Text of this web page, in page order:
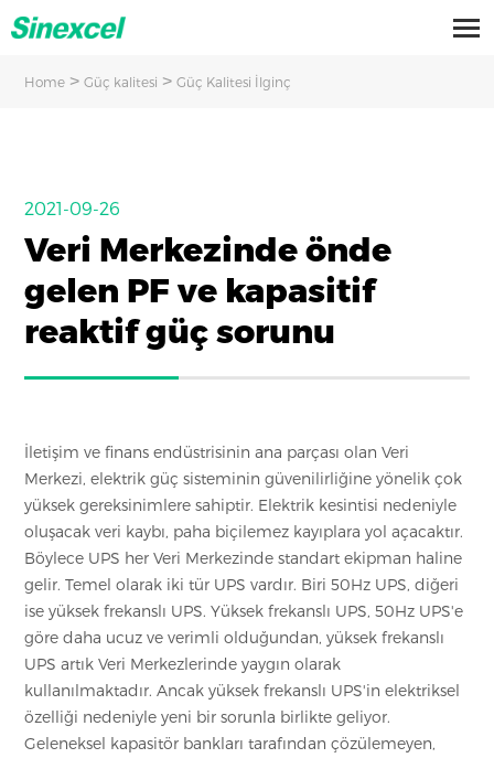
Home >Güç kalitesi >Güç Kalitesi İlginç
2021-09-26
Veri Merkezinde önde
gelen PF ve kapasitif
reaktif güç sorunu
İletişim ve finans endüstrisinin ana parçası olan Veri
Merkezi, elektrik güç sisteminin güvenilirliğine yönelik çok
yüksek gereksinimlere sahiptir. Elektrik kesintisi nedeniyle
oluşacak veri kaybı, paha biçilemez kayıplara yol açacaktır.
Böylece UPS her Veri Merkezinde standart ekipman haline
gelir. Temel olarak iki tür UPS vardır. Biri 50Hz UPS, diğeri
ise yüksek frekanslı UPS. Yüksek frekanslı UPS, 50Hz UPS'e
göre daha ucuz ve verimli olduğundan, yüksek frekanslı
UPS artık Veri Merkezlerinde yaygın olarak
kullanılmaktadır. Ancak yüksek frekanslı UPS'in elektriksel
özelliği nedeniyle yeni bir sorunla birlikte geliyor.
Geleneksel kapasitör bankları tarafından çözülemeyen,